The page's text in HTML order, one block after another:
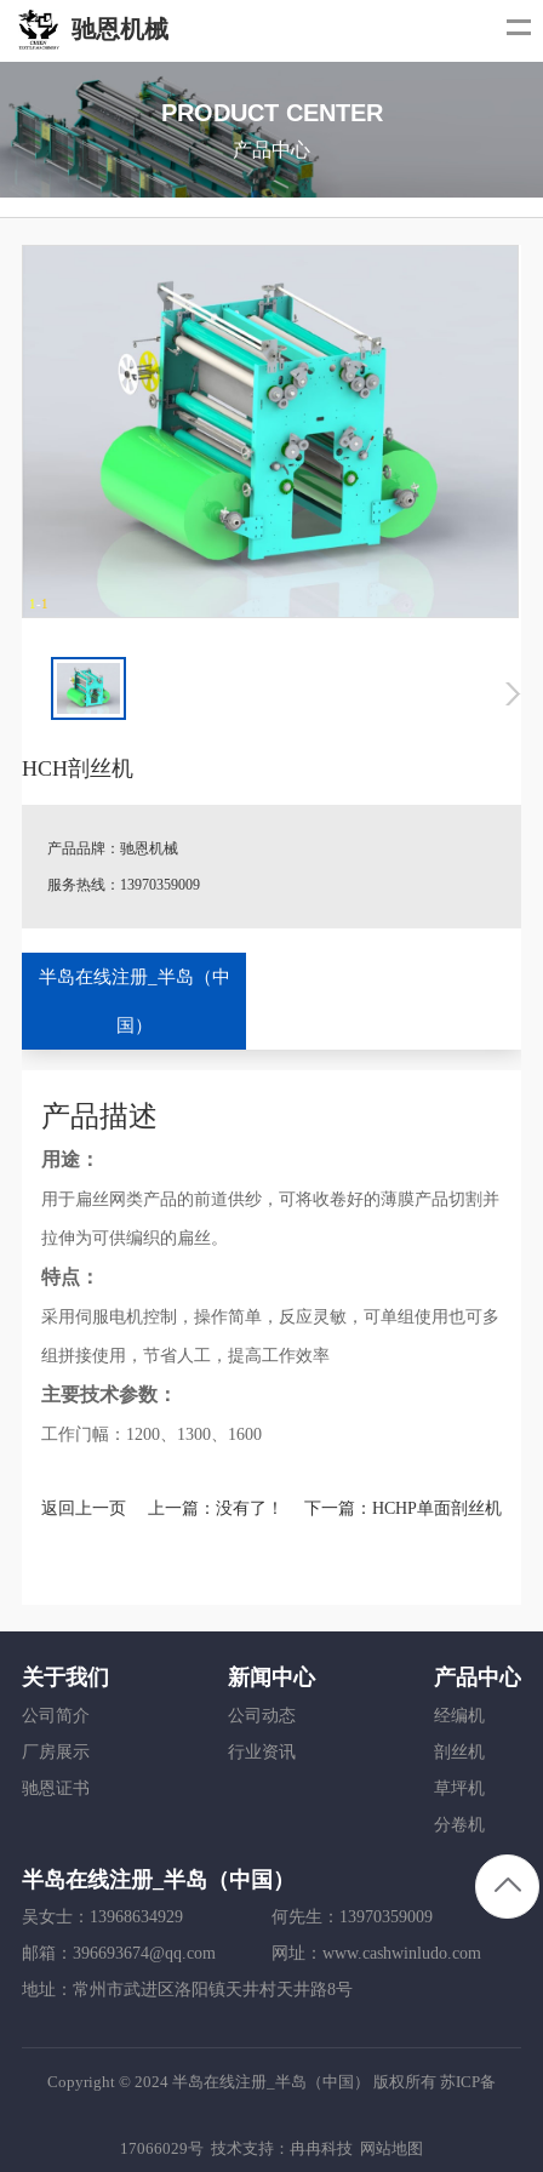
驰恩机械
PRODUCT CENTER
产品中心
1-1
HCH剖丝机
产品品牌：驰恩机械
服务热线：13970359009
特别说明：产品图片以及参数跟实际产品略有差异。
半岛在线注册_半岛（中
国）
产品描述
用途：
用于扁丝网类产品的前道供纱，可将收卷好的薄膜产品切割并
拉伸为可供编织的扁丝。
特点：
采用伺服电机控制，操作简单，反应灵敏，可单组使用也可多
组拼接使用，节省人工，提高工作效率
主要技术参数：
工作门幅：1200、1300、1600
返回上一页 上一篇：没有了！ 下一篇： HCHP单面剖丝机
关于我们
公司简介
厂房展示
驰恩证书
新闻中心
公司动态
行业资讯
产品中心
经编机
剖丝机
草坪机
分卷机
半岛在线注册_半岛（中国）
吴女士：13968634929
何先生：13970359009
邮箱：396693674@qq.com
网址：www.cashwinludo.com
地址：常州市武进区洛阳镇天井村天井路8号
Copyright © 2024 半岛在线注册_半岛（中国） 版权所有 苏ICP备
17066029号 技术支持： 冉冉科技 网站地图